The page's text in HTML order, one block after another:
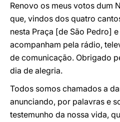
Renovo os meus votos dum
que, vindos dos quatro
nesta Praça [de São Pedro]
acompanham pela rádio,
de comunicação. Obrigado
dia de alegria.
Todos somos chamados a
anunciando, por palavras e
testemunho da nossa vida,